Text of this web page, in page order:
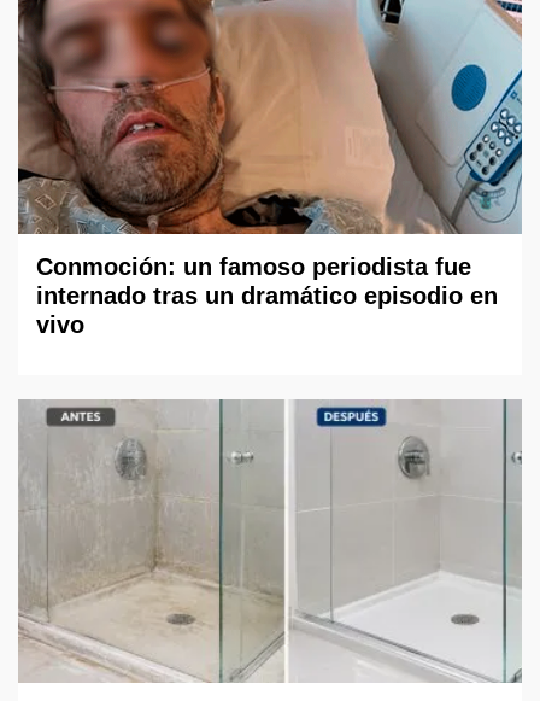
Conmoción: un famoso periodista fue
internado tras un dramático episodio en
vivo